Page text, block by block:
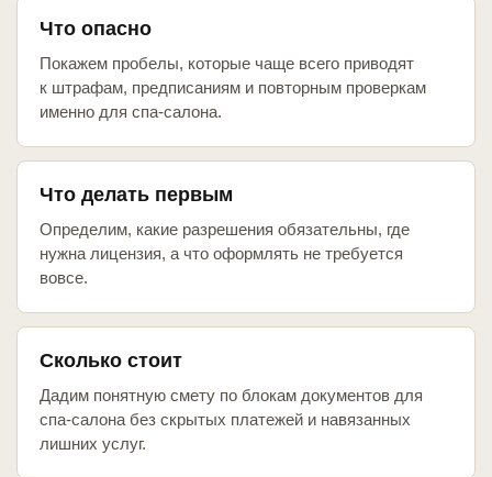
Что опасно
Покажем пробелы, которые чаще всего приводят
к штрафам, предписаниям и повторным проверкам
именно для спа-салона.
Что делать первым
Определим, какие разрешения обязательны, где
нужна лицензия, а что оформлять не требуется
вовсе.
Сколько стоит
Дадим понятную смету по блокам документов для
спа-салона без скрытых платежей и навязанных
лишних услуг.